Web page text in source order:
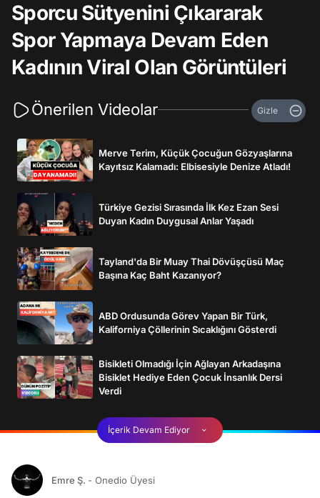
Sporcu Sütyenini Çıkararak
Spor Yapmaya Devam Eden
Kadının Viral Olan Görüntüleri
Önerilen Videolar Gizle
Merve Terim, Küçük Çocuğun Gözyaşlarına
Kayıtsız Kalamadı: Elbisesiyle Denize Atladı!
Türkiye Gezisi Sırasında İlk Kez Ezan Sesi
Duyan Kadın Duygusal Anlar Yaşadı
Tayland'da Bir Muay Thai Dövüşçüsü Maç
Başına Kaç Baht Kazanıyor?
ABD Ordusunda Görev Yapan Bir Türk,
Kaliforniya Çöllerinin Sıcaklığını Gösterdi
Bisikleti Olmadığı İçin Ağlayan Arkadaşına
Bisiklet Hediye Eden Çocuk İnsanlık Dersi
Verdi
İçerik Devam Ediyor
Emre Ş. - Onedio Üyesi